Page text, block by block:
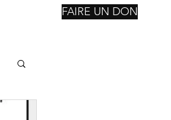
Notre Fondation
FAIRE UN DON